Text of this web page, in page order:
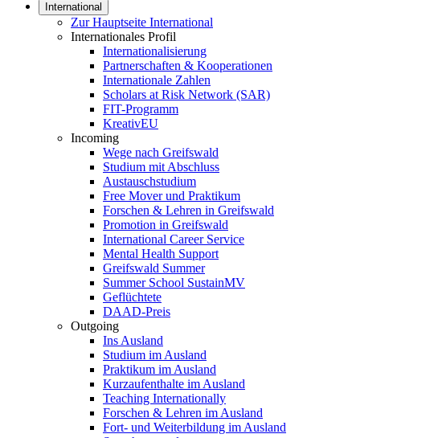
International
Zur Hauptseite International
Internationales Profil
Internationalisierung
Partnerschaften & Kooperationen
Internationale Zahlen
Scholars at Risk Network (SAR)
FIT-Programm
KreativEU
Incoming
Wege nach Greifswald
Studium mit Abschluss
Austauschstudium
Free Mover und Praktikum
Forschen & Lehren in Greifswald
Promotion in Greifswald
International Career Service
Mental Health Support
Greifswald Summer
Summer School SustainMV
Geflüchtete
DAAD-Preis
Outgoing
Ins Ausland
Studium im Ausland
Praktikum im Ausland
Kurzaufenthalte im Ausland
Teaching Internationally
Forschen & Lehren im Ausland
Fort- und Weiterbildung im Ausland